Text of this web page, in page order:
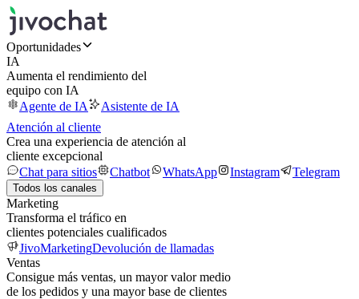
Oportunidades
IA
Aumenta el rendimiento del
equipo con IA
Agente de IA
Asistente de IA
Atención al cliente
Crea una experiencia de atención al
cliente excepcional
Chat para sitios
Chatbot WhatsApp Instagram Telegram
Todos los canales
Marketing
Transforma el tráfico en
clientes potenciales cualificados
JivoMarketingDevolución de llamadas
Ventas
Consigue más ventas, un mayor valor medio
de los pedidos y una mayor base de clientes